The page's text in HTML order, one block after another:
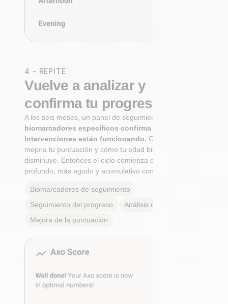
4 - REPITE
Vuelve a analizar y
confirma tu progreso
A los seis meses, un panel de seguimiento de
biomarcadores específicos confirma si tus
intervenciones están funcionando.Observa cómo
mejora tu puntuación y cómo tu edad biológica
disminuye. Entonces el ciclo comienza de nuevo: Más
profundo, más agudo y acumulativo con cada paso.
Biomarcadores de seguimiento
Seguimiento del progreso
Análisis de tendencias
Mejora de la puntuación